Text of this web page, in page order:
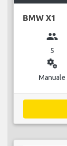
BMW X1
group
5
miscellaneous_services
Manuale